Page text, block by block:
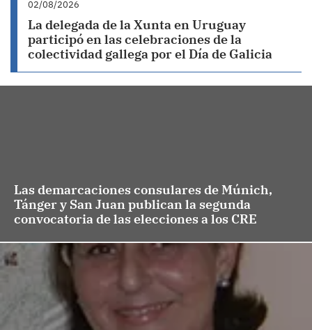
02/08/2026
La delegada de la Xunta en Uruguay
participó en las celebraciones de la
colectividad gallega por el Día de Galicia
Las demarcaciones consulares de Múnich,
Tánger y San Juan publican la segunda
convocatoria de las elecciones a los CRE